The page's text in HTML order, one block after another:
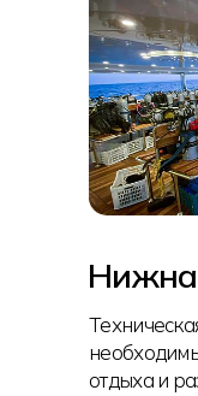
отдыха и